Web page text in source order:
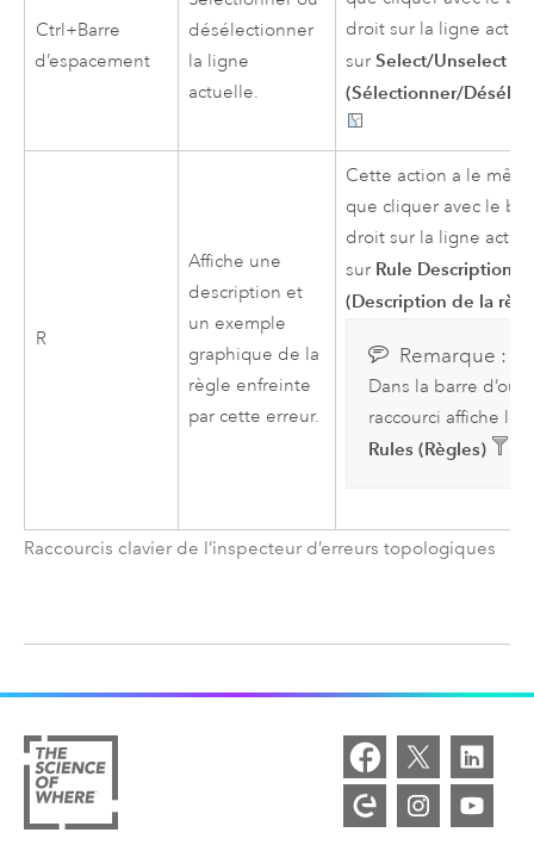
Ctrl+Barre
d’espacement
désélectionner
la ligne
actuelle.
droit sur la ligne
surSelect/Unselect
(Sélectionner/
R
Affiche une
description et
un exemple
graphique de la
règle enfreinte
par cette erreur.
Cette action a le
que cliquer avec le
droit sur la ligne
sur Rule Description
(Description de la
Remarque :
Dans la barre
raccourci affiche le
Rules (Règles)
Raccourcis clavier de l’inspecteur d’erreurs topologiques